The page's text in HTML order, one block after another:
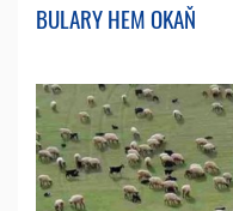
BULARY HEM OKAŇ